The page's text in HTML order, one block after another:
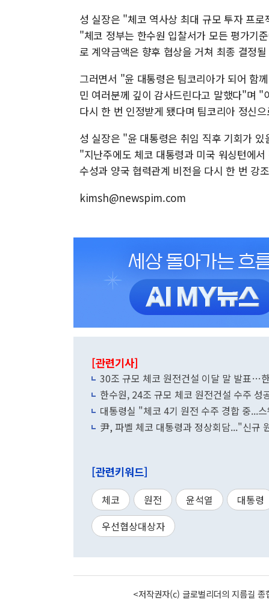
성 실장은 "체코 역사상 최대 규모 투자 프
"체코 정부는 한수원 입찰서가 모든 평가기
로 계약금액은 향후 협상을 거쳐 최종 결정
그러면서 "윤 대통령은 팀코리아가 되어 함
민 여러분께 깊이 감사드린다고 말했다"며 "
다시 한 번 인정받게 됐다며 팀코리아 정신
성 실장은 "윤 대통령은 취임 직후 기회가
"지난주에도 체코 대통령과 미국 워싱턴에
수성과 양국 협력관계 비전을 다시 한 번 강
kimsh@newspim.com
[관련기사]
30조 규모 체코 원전건설 이달 말 발표…
한수원, 24조 규모 체코 원전건설 수주
대통령실 "체코 4기 원전 수주 경합 중...
尹, 파벨 체코 대통령과 정상회담..."신규
[관련키워드]
체코 원전 윤석열 대통령
우선협상대상자
<저작권자(c) 글로벌리더의 지름길